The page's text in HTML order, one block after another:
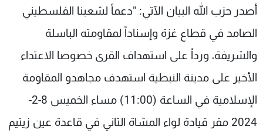
أصدر حزب الله البيان الآتي: "دعماً لشعبنا الفلسطيني
الصامد في قطاع غزة وإسناداً لمقاومته الباسلة
‌‌‌‏والشريفة، ورداً على ‏استهداف القرى خصوصا الاعتداء
الأخير على مدينة النبطية استهدف مجاهدو المقاومة
الإسلامية ‏في الساعة (11:00) مساء الخميس 8-2-
2024 مقر قيادة لواء المشاة الثاني في ‏قاعدة عين زيتيم
شاهد البرامج
عن MTV
الإنـتـاج
لاعلاناتكم
وظائف
تواصل معنا
شروط الإسـتخدام
سياسة الخصوصية